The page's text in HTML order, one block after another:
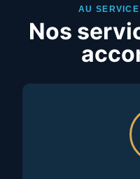
AU
Nos